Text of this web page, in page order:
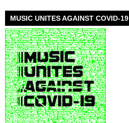
MUSIC UNITES AGAINST COVID-19